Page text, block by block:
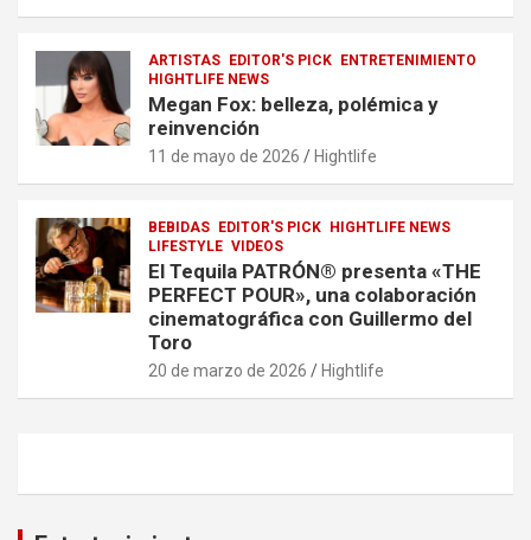
ARTISTAS EDITOR'S PICK ENTRETENIMIENTO
HIGHTLIFE NEWS
Megan Fox: belleza, polémica y
reinvención
11 de mayo de 2026 Hightlife
BEBIDAS EDITOR'S PICK HIGHTLIFE NEWS
LIFESTYLE VIDEOS
El Tequila PATRÓN® presenta «THE
PERFECT POUR», una colaboración
cinematográfica con Guillermo del
Toro
20 de marzo de 2026 Hightlife